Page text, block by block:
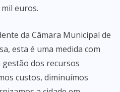
euros.
da Câmara Municipal de
esta é uma medida com
dos recursos
custos, diminuímos